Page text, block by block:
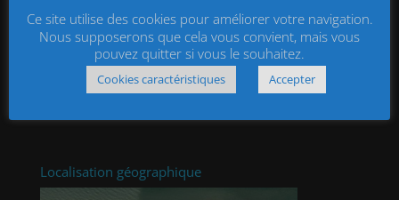
En continuant, vous acceptez la politique de
confidentialité
Localisation géographique
Ce site utilise des cookies pour améliorer votre navigation.
Nous supposerons que cela vous convient, mais vous
pouvez quitter si vous le souhaitez.
Cookies caractéristiques Accepter